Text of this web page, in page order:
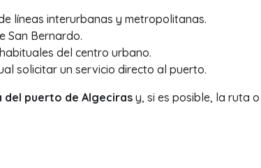
líneas interurbanas y metropolitanas.
San Bernardo.
del centro urbano.
solicitar un servicio directo al puerto.
del puerto de Algecirasy, si es posible, la ruta